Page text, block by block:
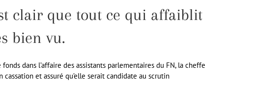
clair que tout ce qui affaiblit
bien vu.
dans l’affaire des assistants parlementaires du FN, la cheffe
et assuré qu’elle serait candidate au scrutin